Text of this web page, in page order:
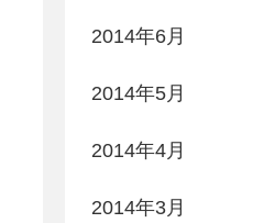
2014年6月
2014年5月
2014年4月
2014年3月